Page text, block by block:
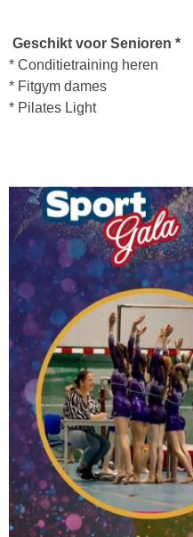
Geschikt voor Senioren *
* Conditietraining heren
* Fitgym dames
* Pilates Light